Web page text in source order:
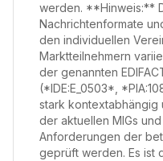
werden. **Hinweis:**
Nachrichtenformate
den individuellen
Marktteilnehmern
der genannten
(*IDE:E_0503*,
stark kontextabhängig
der aktuellen MIGs
Anforderungen der
geprüft werden. Es ist